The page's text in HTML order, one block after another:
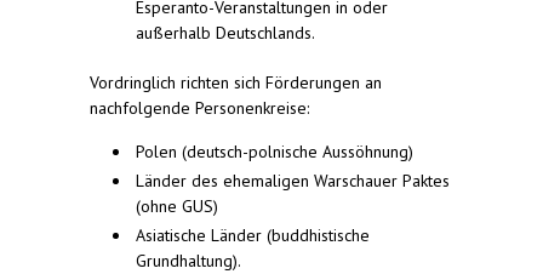
Esperanto-Veranstaltungen in oder
außerhalb Deutschlands.
Vordringlich richten sich Förderungen an
nachfolgende Personenkreise:
Polen (deutsch-polnische Aussöhnung)
Länder des ehemaligen Warschauer Paktes
(ohne GUS)
Asiatische Länder (buddhistische
Grundhaltung).